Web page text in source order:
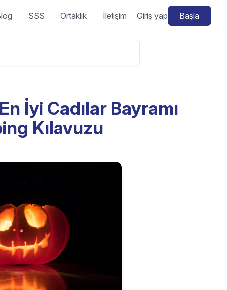
SSS Ortaklık İletişim Giriş yap Başla
İyi Cadılar Bayramı
Kılavuzu